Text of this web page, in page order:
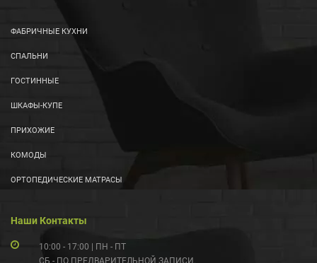
ФАБРИЧНЫЕ КУХНИ
СПАЛЬНИ
ГОСТИННЫЕ
ШКАФЫ-КУПЕ
ПРИХОЖИЕ
КОМОДЫ
ОРТОПЕДИЧЕСКИЕ МАТРАСЫ
Наши Контакты
10:00 - 17:00 | ПН - ПТ
СБ - ПО ПРЕДВАРИТЕЛЬНОЙ ЗАПИСИ.